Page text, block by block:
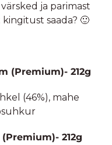
ja parimast
saada? 🙂
(Premium)- 212g
(46%), mahe
212g